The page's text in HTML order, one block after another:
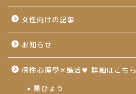
女性向けの記事
お知らせ
個性心理學✕婚活♥ 詳細はこちら
黒ひょう